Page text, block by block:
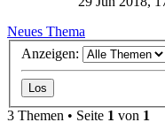
Neues Thema
Anzeigen:
3 Themen • Seite 1 von 1